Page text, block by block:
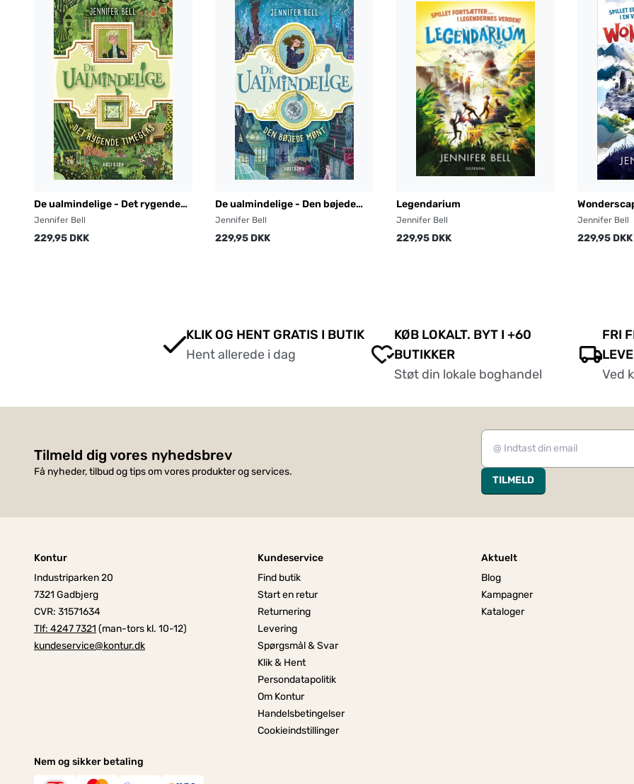
De ualmindelige - Det rygende
timeglas
Jennifer Bell
229,95 DKK
De ualmindelige - Den bøjede
mønt
Jennifer Bell
229,95 DKK
Legendarium
Jennifer Bell
229,95 DKK
Jennifer Bell
229,95 DKK
KLIK OG HENT GRATIS I BUTIK
Hent allerede i dag
KØB LOKALT. BYT I +60
BUTIKKER
Støt din lokale boghandel
FRI
Ved
Tilmeld dig vores nyhedsbrev
Få nyheder, tilbud og tips om vores produkter og services.
TILMELD
Kontur
Industriparken 20
7321 Gadbjerg
CVR: 31571634
Tlf: 4247 7321 (man-tors kl. 10-12)
kundeservice@kontur.dk
Kundeservice
Find butik
Start en retur
Returnering
Levering
Spørgsmål & Svar
Klik & Hent
Persondatapolitik
Om Kontur
Handelsbetingelser
Cookieindstillinger
Aktuelt
Blog
Kampagner
Kataloger
Nem og sikker betaling